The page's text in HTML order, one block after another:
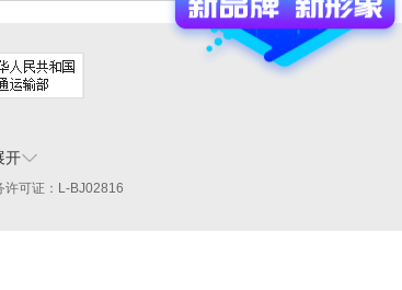
开
可证：L-BJ02816